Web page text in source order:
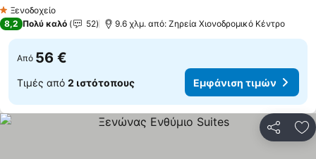
1 Αστέρια
Ξενοδοχείο
8,2 Πολύ καλό 52 9.6 χλμ. από: Ζηρεία Χιονοδρομικό Κέντρο
Από 56 €
Τιμές από 2 ιστότοπους Εμφάνιση τιμών